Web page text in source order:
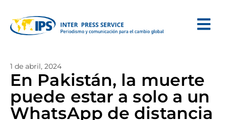
1 de abril, 2024
En Pakistán, la muerte
puede estar a solo a un
WhatsApp de distancia